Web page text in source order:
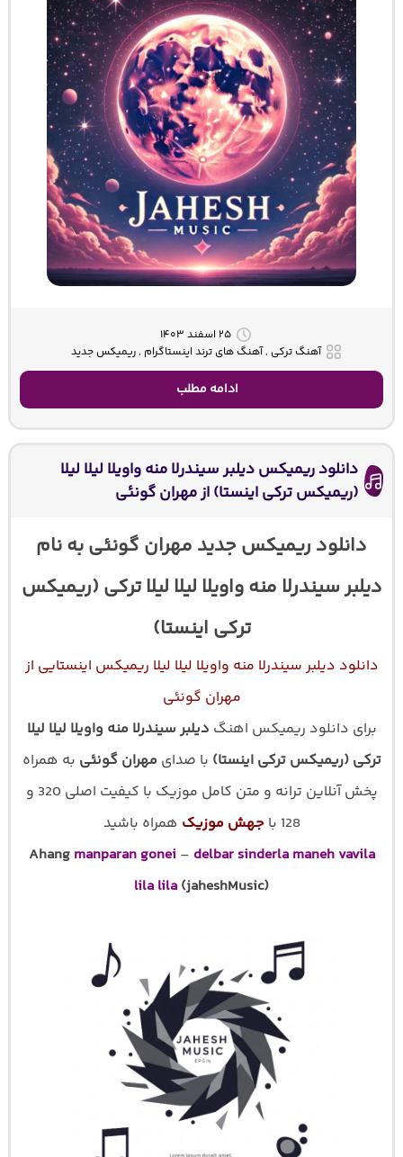
۲۵ اسفند ۱۴۰۳
آهنگ ترکی , آهنگ های ترند اینستاگرام , ریمیکس جدید
ادامه مطلب
دانلود ریمیکس دیلبر سیندرلا منه واویلا لیلا لیلا
(ریمیکس ترکی اینستا) از مهران گونئی
دانلود ریمیکس جدید مهران گونئی به نام
دیلبر سیندرلا منه واویلا لیلا لیلا ترکی (ریمیکس
ترکی اینستا)
دانلود دیلبر سیندرلا منه واویلا لیلا لیلا ریمیکس اینستایی از
مهران گونئی
برای دانلود ریمیکس اهنگ دیلبر سیندرلا منه واویلا لیلا لیلا
ترکی (ریمیکس ترکی اینستا) با صدایمهران گونئی به همراه
پخش آنلاین ترانه و متن کامل موزیک با کیفیت اصلی 320 و
128 با
جهش موزیک همراه باشید
Ahang manparan gonei – delbar sinderla maneh vavila
lila lila (jaheshMusic)